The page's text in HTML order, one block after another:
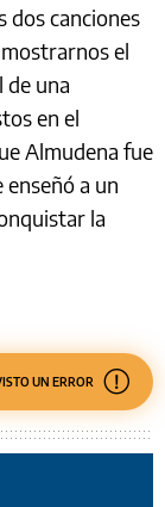
dos canciones
el
una
en el
Almudena fue
a un
la
UN ERROR